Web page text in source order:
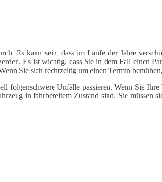
Es kann sein, dass im Laufe der Jahre
Es ist wichtig, dass Sie in dem Fall einen
Sie sich rechtzeitig um einen Termin
folgenschwere Unfälle passieren. Wenn Sie
in fahrbereitem Zustand sind. Sie müssen